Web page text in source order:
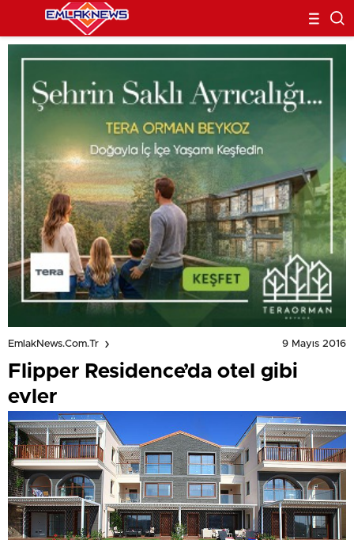
EmlakNews.com.tr 9 Mayıs 2016
Flipper Residence’da otel gibi
evler